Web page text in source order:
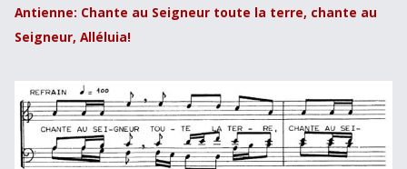
Antienne: Chante au Seigneur toute la terre, chante au
Seigneur, Alléluia!